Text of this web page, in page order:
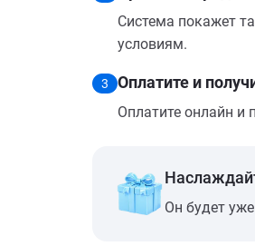
Система покажет
условиям.
3 Оплатите и
Оплатите онлайн и
Он будет